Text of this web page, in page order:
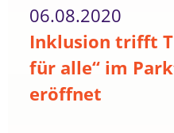
06.08.2020
Inklusion trifft
für alle“ im
eröffnet